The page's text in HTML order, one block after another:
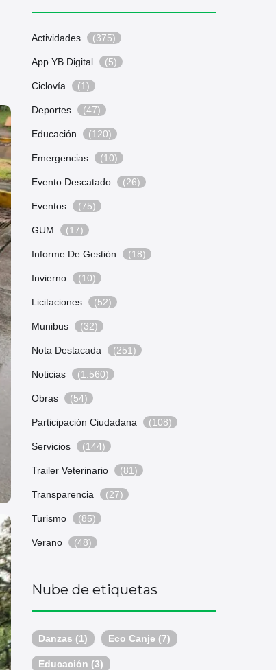
Actividades (375)
App YB Digital (5)
Ciclovía (1)
Deportes (47)
Educación (120)
Emergencias (10)
Evento Descatado (26)
Eventos (75)
GUM (17)
Informe De Gestión (18)
Invierno (10)
Licitaciones (52)
Munibus (32)
Nota Destacada (251)
Noticias (1.560)
Obras (54)
Participación Ciudadana (108)
Servicios (144)
Trailer Veterinario (81)
Transparencia (27)
Turismo (85)
Verano (48)
Nube de etiquetas
Danzas (1) Eco Canje (7)
Educación (3)